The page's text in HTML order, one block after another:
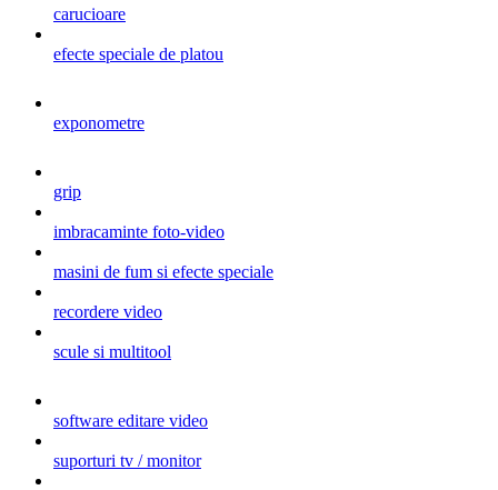
carucioare
efecte speciale de platou
exponometre
grip
imbracaminte foto-video
masini de fum si efecte speciale
recordere video
scule si multitool
software editare video
suporturi tv / monitor